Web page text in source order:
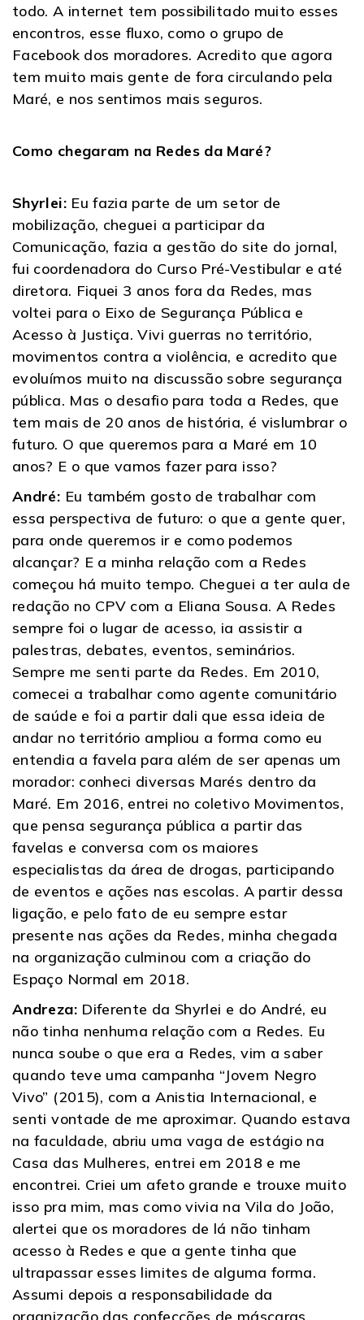
todo. A internet tem possibilitado muito esses
encontros, esse fluxo, como o grupo de
Facebook dos moradores. Acredito que agora
tem muito mais gente de fora circulando pela
Maré, e nos sentimos mais seguros.
Como chegaram na Redes da Maré?
Shyrlei:Eu fazia parte de um setor de
mobilização, cheguei a participar da
Comunicação, fazia a gestão do site do jornal,
fui coordenadora do Curso Pré-Vestibular e até
diretora. Fiquei 3 anos fora da Redes, mas
voltei para o Eixo de Segurança Pública e
Acesso à Justiça. Vivi guerras no território,
movimentos contra a violência, e acredito que
evoluímos muito na discussão sobre segurança
pública. Mas o desafio para toda a Redes, que
tem mais de 20 anos de história, é vislumbrar o
futuro. O que queremos para a Maré em 10
anos? E o que vamos fazer para isso?
André: Eu também gosto de trabalhar com
essa perspectiva de futuro: o que a gente quer,
para onde queremos ir e como podemos
alcançar? E a minha relação com a Redes
começou há muito tempo. Cheguei a ter aula de
redação no CPV com a Eliana Sousa. A Redes
sempre foi o lugar de acesso, ia assistir a
palestras, debates, eventos, seminários.
Sempre me senti parte da Redes. Em 2010,
comecei a trabalhar como agente comunitário
de saúde e foi a partir dali que essa ideia de
andar no território ampliou a forma como eu
entendia a favela para além de ser apenas um
morador: conheci diversas Marés dentro da
Maré. Em 2016, entrei no coletivo Movimentos,
que pensa segurança pública a partir das
favelas e conversa com os maiores
especialistas da área de drogas, participando
de eventos e ações nas escolas. A partir dessa
ligação, e pelo fato de eu sempre estar
presente nas ações da Redes, minha chegada
na organização culminou com a criação do
Espaço Normal em 2018.
Andreza:Diferente da Shyrlei e do André, eu
não tinha nenhuma relação com a Redes. Eu
nunca soube o que era a Redes, vim a saber
quando teve uma campanha “Jovem Negro
Vivo” (2015), com a Anistia Internacional, e
senti vontade de me aproximar. Quando estava
na faculdade, abriu uma vaga de estágio na
Casa das Mulheres, entrei em 2018 e me
encontrei. Criei um afeto grande e trouxe muito
isso pra mim, mas como vivia na Vila do João,
alertei que os moradores de lá não tinham
acesso à Redes e que a gente tinha que
ultrapassar esses limites de alguma forma.
Assumi depois a responsabilidade da